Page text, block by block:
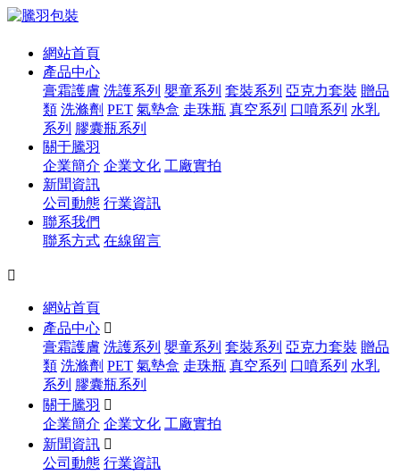
網站首頁
產品中心
膏霜護膚 洗護系列 嬰童系列 套裝系列 亞克力套裝 贈品
類 洗滌劑 PET 氣墊盒 走珠瓶 真空系列 口噴系列 水乳
系列 膠囊瓶系列
關于騰羽
企業簡介 企業文化 工廠實拍
新聞資訊
公司動態 行業資訊
聯系我們
聯系方式 在線留言

網站首頁
產品中心 
膏霜護膚 洗護系列 嬰童系列 套裝系列 亞克力套裝 贈品
類 洗滌劑 PET 氣墊盒 走珠瓶 真空系列 口噴系列 水乳
系列 膠囊瓶系列
關于騰羽 
企業簡介 企業文化 工廠實拍
新聞資訊 
公司動態 行業資訊